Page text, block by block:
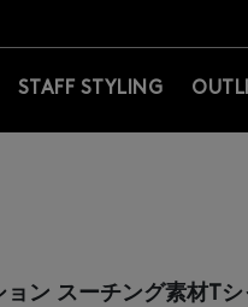
の際は会員登録を！
の際は会員登録を！
STAFF STYLING
ン スーチング素材Tシ